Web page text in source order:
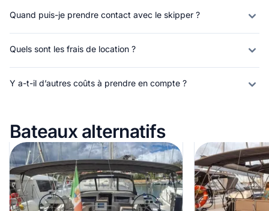
Quand puis-je prendre contact avec le skipper ?
Quels sont les frais de location ?
Y a-t-il d’autres coûts à prendre en compte ?
Bateaux alternatifs